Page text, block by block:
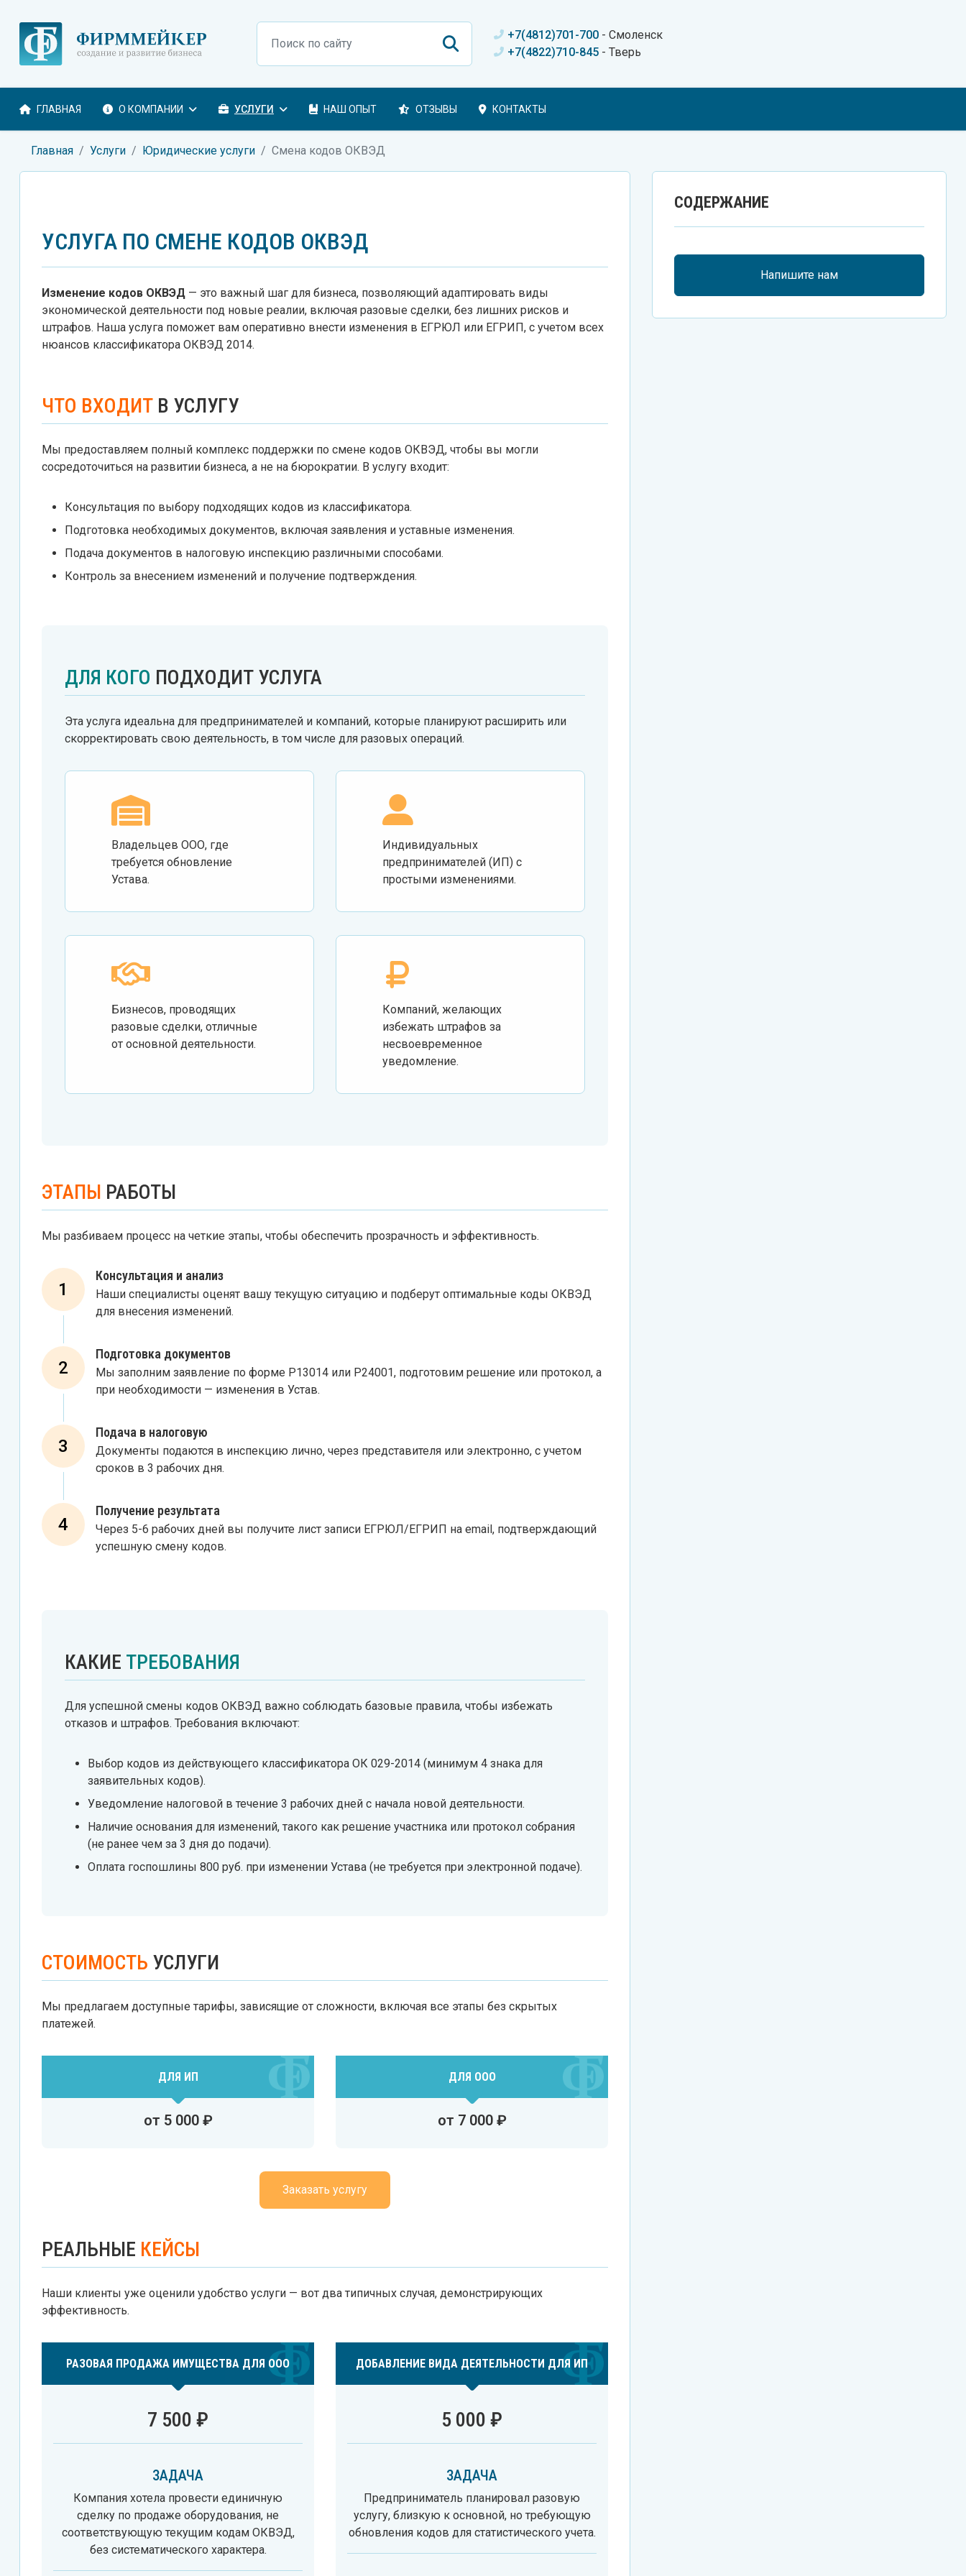
Поиск +7(4812)701-700 - Смоленск
+7(4822)710-845 - Тверь
ГЛАВНАЯ О КОМПАНИИ УСЛУГИ НАШ ОПЫТ ОТЗЫВЫ КОНТАКТЫ
Главная Услуги Юридические услуги Смена кодов ОКВЭД
УСЛУГА ПО СМЕНЕ КОДОВ ОКВЭД
Изменение кодов ОКВЭД — это важный шаг для бизнеса, позволяющий адаптировать виды
экономической деятельности под новые реалии, включая разовые сделки, без лишних рисков и
штрафов. Наша услуга поможет вам оперативно внести изменения в ЕГРЮЛ или ЕГРИП, с учетом всех
нюансов классификатора ОКВЭД 2014.
ЧТО ВХОДИТ В УСЛУГУ
Мы предоставляем полный комплекс поддержки по смене кодов ОКВЭД, чтобы вы могли
сосредоточиться на развитии бизнеса, а не на бюрократии. В услугу входит:
Консультация по выбору подходящих кодов из классификатора.
Подготовка необходимых документов, включая заявления и уставные изменения.
Подача документов в налоговую инспекцию различными способами.
Контроль за внесением изменений и получение подтверждения.
ДЛЯ КОГО ПОДХОДИТ УСЛУГА
Эта услуга идеальна для предпринимателей и компаний, которые планируют расширить или
скорректировать свою деятельность, в том числе для разовых операций.
Владельцев ООО, где
требуется обновление
Устава.
Индивидуальных
предпринимателей (ИП) с
простыми изменениями.
Бизнесов, проводящих
разовые сделки, отличные
от основной деятельности.
Компаний, желающих
избежать штрафов за
несвоевременное
уведомление.
ЭТАПЫ РАБОТЫ
Мы разбиваем процесс на четкие этапы, чтобы обеспечить прозрачность и эффективность.
1
Консультация и анализ
Наши специалисты оценят вашу текущую ситуацию и подберут оптимальные коды ОКВЭД
для внесения изменений.
2
Подготовка документов
Мы заполним заявление по форме Р13014 или Р24001, подготовим решение или протокол, а
при необходимости — изменения в Устав.
3
Подача в налоговую
Документы подаются в инспекцию лично, через представителя или электронно, с учетом
сроков в 3 рабочих дня.
4
Получение результата
Через 5-6 рабочих дней вы получите лист записи ЕГРЮЛ/ЕГРИП на email, подтверждающий
успешную смену кодов.
КАКИЕ ТРЕБОВАНИЯ
Для успешной смены кодов ОКВЭД важно соблюдать базовые правила, чтобы избежать
отказов и штрафов. Требования включают:
Выбор кодов из действующего классификатора ОК 029-2014 (минимум 4 знака для
заявительных кодов).
Уведомление налоговой в течение 3 рабочих дней с начала новой деятельности.
Наличие основания для изменений, такого как решение участника или протокол собрания
(не ранее чем за 3 дня до подачи).
Оплата госпошлины 800 руб. при изменении Устава (не требуется при электронной подаче).
СТОИМОСТЬ УСЛУГИ
Мы предлагаем доступные тарифы, зависящие от сложности, включая все этапы без скрытых
платежей.
ДЛЯ ИП
от 5 000 ₽
ДЛЯ ООО
от 7 000 ₽
Заказать услугу
РЕАЛЬНЫЕ КЕЙСЫ
Наши клиенты уже оценили удобство услуги — вот два типичных случая, демонстрирующих
эффективность.
РАЗОВАЯ ПРОДАЖА ИМУЩЕСТВА ДЛЯ ООО
7 500 ₽
ЗАДАЧА
Компания хотела провести единичную
сделку по продаже оборудования, не
соответствующую текущим кодам ОКВЭД,
без систематического характера.
ДОБАВЛЕНИЕ ВИДА ДЕЯТЕЛЬНОСТИ ДЛЯ ИП
5 000 ₽
ЗАДАЧА
Предприниматель планировал разовую
услугу, близкую к основной, но требующую
обновления кодов для статистического учета.
СОДЕРЖАНИЕ
Напишите нам